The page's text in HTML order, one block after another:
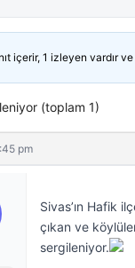
içerir, 1 izleyen vardır
(toplam 1)
pm
Sivas’ın Hafik
çıkan ve
sergileniyor.